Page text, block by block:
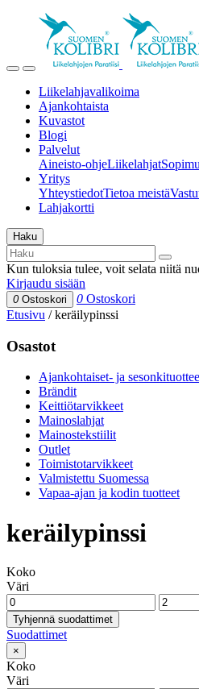
Liikelahjavalikoima
Ajankohtaista
Kuvastot
Blogi
Palvelut
Aineisto-ohjeLiikelahjat
Yritys
YhteystiedotTietoa meistä
Lahjakortti
Haku
Kun tuloksia tulee, voit selata niitä
Kirjaudu sisään
0 Ostoskori 0 Ostoskori
Etusivu /keräilypinssi
Osastot
Ajankohtaiset- ja
Brändit
Keittiötarvikkeet
Mainoslahjat
Mainostekstiilit
Outlet
Toimistotarvikkeet
Valmistettu Suomessa
Vapaa-ajan ja kodin tuotteet
keräilypinssi
Koko
Väri
Tyhjennä suodattimet
Suodattimet
×
Koko
Väri